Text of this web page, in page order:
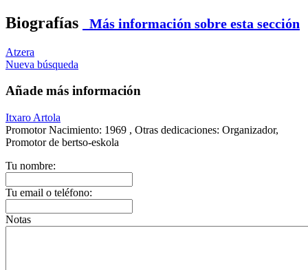
Biografías Más información sobre esta sección
Atzera
Nueva búsqueda
Añade más información
Itxaro Artola
PromotorNacimiento: 1969 , Otras dedicaciones: Organizador,
Promotor de bertso-eskola
Tu nombre:
Tu email o teléfono:
Notas